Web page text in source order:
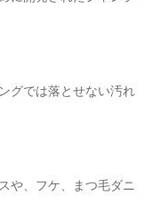
グでは落とせない汚れ
や、フケ、まつ毛ダニ